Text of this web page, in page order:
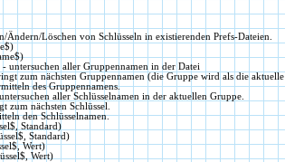
Löschen von Schlüsseln in existierenden Prefs-Dateien.
untersuchen aller Gruppennamen in der Datei
zum nächsten Gruppennamen (die Gruppe wird als die aktuelle
des Gruppennamens.
aller Schlüsselnamen in der aktuellen Gruppe.
zum nächsten Schlüssel.
den Schlüsselnamen.
Standard)
Standard)
Wert)
Wert)